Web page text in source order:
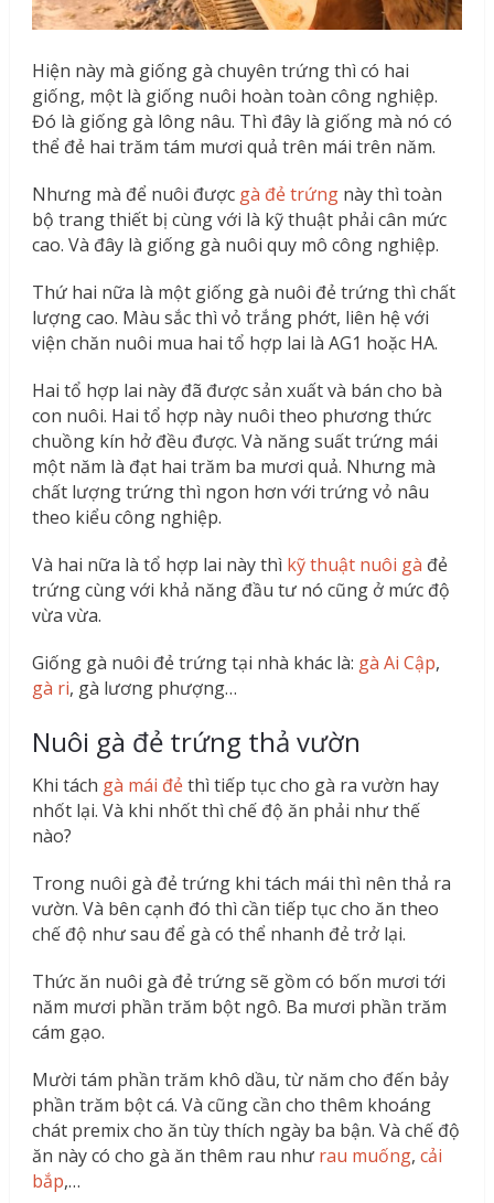
Hiện này mà giống gà chuyên trứng thì có hai
giống, một là giống nuôi hoàn toàn công nghiệp.
Đó là giống gà lông nâu. Thì đây là giống mà nó có
thể đẻ hai trăm tám mươi quả trên mái trên năm.
Nhưng mà để nuôi được gà đẻ trứngnày thì toàn
bộ trang thiết bị cùng với là kỹ thuật phải cân mức
cao. Và đây là giống gà nuôi quy mô công nghiệp.
Thứ hai nữa là một giống gà nuôi đẻ trứng thì chất
lượng cao. Màu sắc thì vỏ trắng phớt, liên hệ với
viện chăn nuôi mua hai tổ hợp lai là AG1 hoặc HA.
Hai tổ hợp lai này đã được sản xuất và bán cho bà
con nuôi. Hai tổ hợp này nuôi theo phương thức
chuồng kín hở đều được. Và năng suất trứng mái
một năm là đạt hai trăm ba mươi quả. Nhưng mà
chất lượng trứng thì ngon hơn với trứng vỏ nâu
theo kiểu công nghiệp.
Và hai nữa là tổ hợp lai này thì kỹ thuật nuôi gà đẻ
trứng cùng với khả năng đầu tư nó cũng ở mức độ
vừa vừa.
Giống gà nuôi đẻ trứng tại nhà khác là: gà Ai Cập,
gà ri, gà lương phượng…
Nuôi gà đẻ trứng thả vườn
Khi tách gà mái đẻthì tiếp tục cho gà ra vườn hay
nhốt lại. Và khi nhốt thì chế độ ăn phải như thế
nào?
Trong nuôi gà đẻ trứng khi tách mái thì nên thả ra
vườn. Và bên cạnh đó thì cần tiếp tục cho ăn theo
chế độ như sau để gà có thể nhanh đẻ trở lại.
Thức ăn nuôi gà đẻ trứng sẽ gồm có bốn mươi tới
năm mươi phần trăm bột ngô. Ba mươi phần trăm
cám gạo.
Mười tám phần trăm khô dầu, từ năm cho đến bảy
phần trăm bột cá. Và cũng cần cho thêm khoáng
chát premix cho ăn tùy thích ngày ba bận. Và chế độ
ăn này có cho gà ăn thêm rau như rau muống, cải
bắp,…